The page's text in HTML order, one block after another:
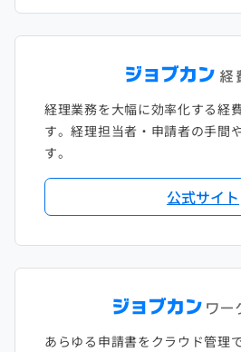
経理業務を大幅に効率化する経
す。経理担当者・申請者の手間
す。
公式サイト
あらゆる申請書をクラウド管理